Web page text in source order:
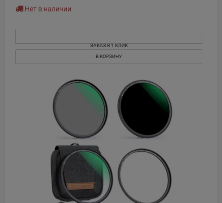
Нет в наличии
ЗАКАЗ В 1 КЛИК
В КОРЗИНУ